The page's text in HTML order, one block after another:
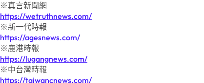
※真言新聞網
https://wetruthnews.com/
※新一代時報
https://agesnews.com/
※鹿港時報
https://lugangnews.com/
※中台灣時報
https://taiwancnews.com/